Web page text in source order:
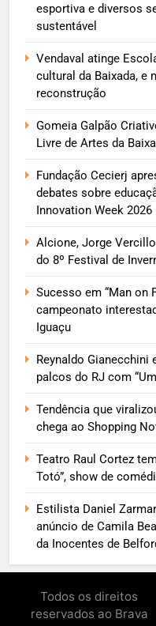
esportiva e diversos
sustentável
Vendaval atinge
cultural da Baixada, e
reconstrução
Gomeia Galpão
Livre de Artes da
Fundação Cecierj
debates sobre
Innovation Week 2026
Alcione, Jorge
do 8º Festival de
Sucesso em “Man on
campeonato
Iguaçu
Reynaldo Gianecchini
palcos do RJ com
Tendência que
chega ao Shopping
Teatro Raul Cortez
Totó”, show de
Estilista Daniel
anúncio de Camila
da Inocentes de
Todos os direitos
reservados ao Brava